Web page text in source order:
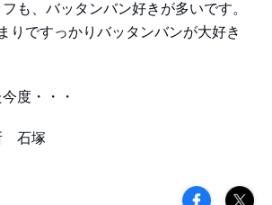
も、バッタンバン好きが多いです。
りですっかりバッタンバンが大好き
度・・・
石塚